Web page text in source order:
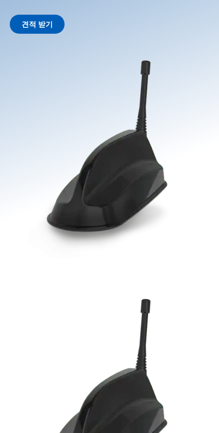
견적 받기